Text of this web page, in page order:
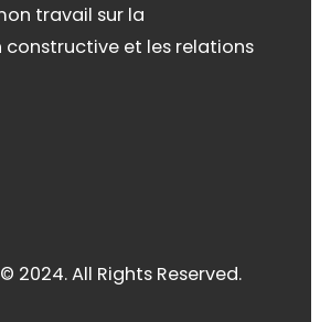
travail sur la
et les relations
2024. All Rights Reserved.